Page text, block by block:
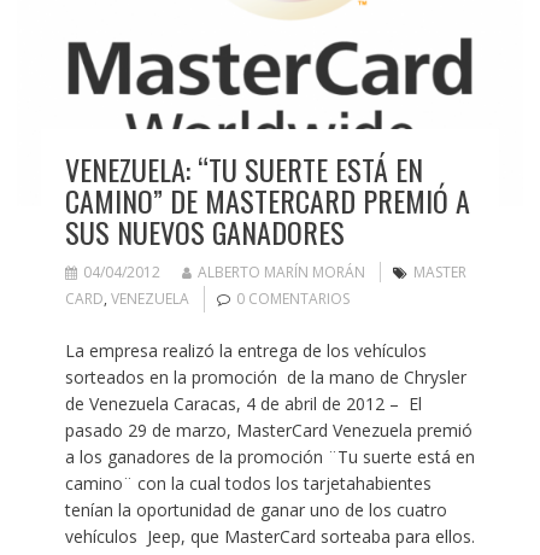
VENEZUELA: “TU SUERTE ESTÁ EN
CAMINO” DE MASTERCARD PREMIÓ A
SUS NUEVOS GANADORES
04/04/2012 ALBERTO MARÍN MORÁN
MASTER
CARD, VENEZUELA 0 COMENTARIOS
La empresa realizó la entrega de los vehículos
sorteados en la promoción de la mano de Chrysler
de Venezuela Caracas, 4 de abril de 2012 – El
pasado 29 de marzo, MasterCard Venezuela premió
a los ganadores de la promoción ¨Tu suerte está en
camino¨ con la cual todos los tarjetahabientes
tenían la oportunidad de ganar uno de los cuatro
vehículos Jeep, que MasterCard sorteaba para ellos.